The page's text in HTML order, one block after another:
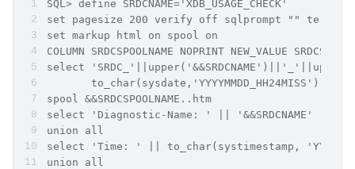
SQL> define SRDCNAME='XDB_USAGE_CHECK'
set pagesize 200 verify off sqlprompt "" term
set markup html on spool on
COLUMN SRDCSPOOLNAME NOPRINT NEW_VALUE
select
to_char(sysdate,'YYYYMMDD_HH24MISS')
spool &&SRDCSPOOLNAME..htm
select 'Diagnostic-Name: ' || '&&SRDCNAME'  as
union all
select 'Time: ' || to_char(systimestamp, 'YYYY-MM-
union all